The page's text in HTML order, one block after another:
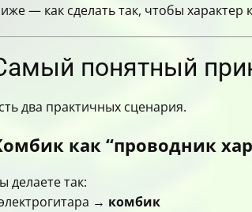
— как сделать так, чтобы характер
понятный
два практичных сценария.
как “проводник
делаете так:
→ комбик